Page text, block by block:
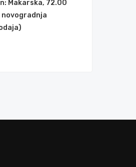
Makarska, 72.00
novogradnja